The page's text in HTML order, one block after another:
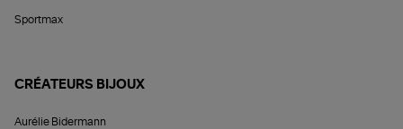
Sportmax
CRÉATEURS BIJOUX
Aurélie Bidermann